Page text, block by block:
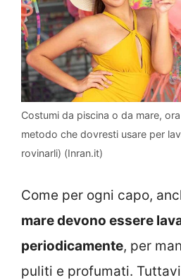
Costumi da piscina o da mare,
metodo che dovresti usare per
rovinarli) (Inran.it)
Come per ogni capo,
mare devono essere
periodicamente, per
puliti e profumati.